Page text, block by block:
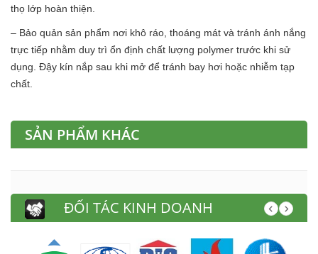
thọ lớp hoàn thiện.
– Bảo quản sản phẩm nơi khô ráo, thoáng mát và tránh ánh nắng
trực tiếp nhằm duy trì ổn định chất lượng polymer trước khi sử
dụng. Đậy kín nắp sau khi mở để tránh bay hơi hoặc nhiễm tạp
chất.
SẢN PHẨM KHÁC
ĐỐI TÁC KINH DOANH